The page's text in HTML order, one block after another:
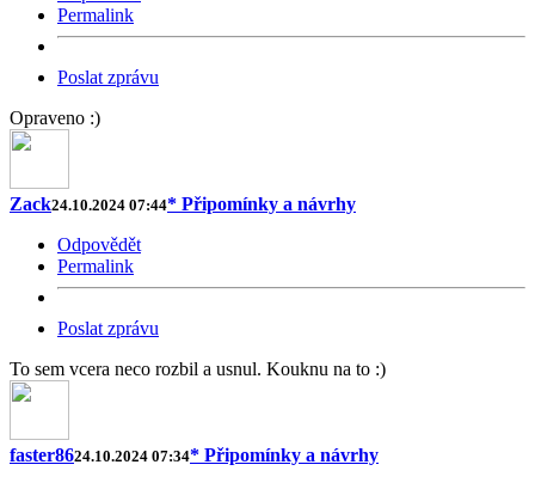
Permalink
Poslat zprávu
Opraveno :)
Zack24.10.2024 07:44* Připomínky a návrhy
Odpovědět
Permalink
Poslat zprávu
To sem vcera neco rozbil a usnul. Kouknu na to :)
faster8624.10.2024 07:34* Připomínky a návrhy